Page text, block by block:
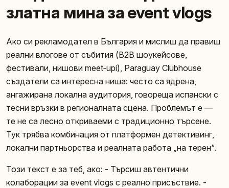
златна мина за event vlogs
Ако си рекламодател в България и мислиш да правиш
реални влогове от събития (B2B шоукейсове,
фестивали, нишови meet‑upi), Paraguay Clubhouse
създатели са интересна ниша: често са ядрена,
ангажирана локална аудитория, говореща испански с
тесни връзки в регионалната сцена. Проблемът е —
те не са лесно откриваеми с традиционно търсене.
Тук трябва комбинация от платформен детективинг,
локални партньорства и реалната работа „на терен“.
Този текст е за теб, ако: - Търсиш автентични
колаборации за event vlogs с реално присъствие. -